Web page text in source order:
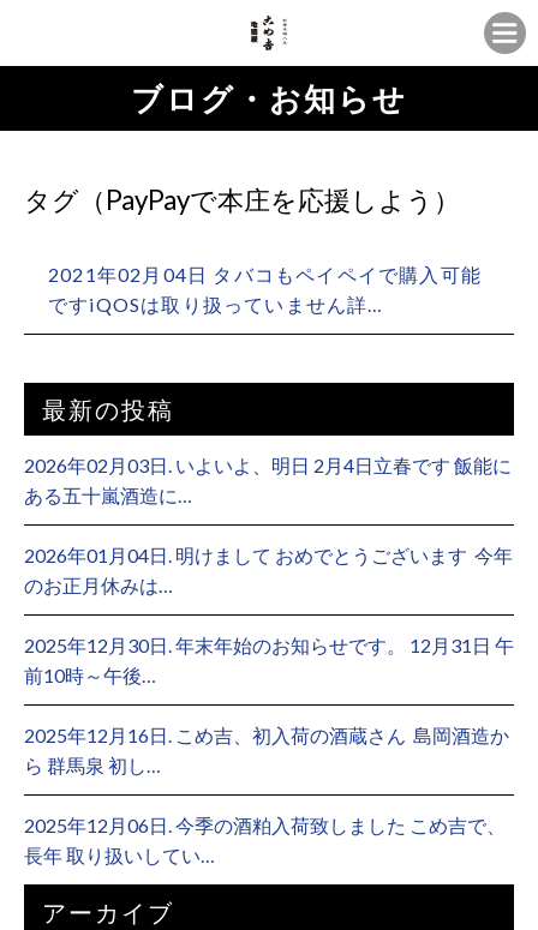
ブログ・お知らせ
タグ（PayPayで本庄を応援しよう）
2021年02月04日 タバコもペイペイで購入可能
ですiQOSは取り扱っていません詳…
最新の投稿
2026年02月03日. いよいよ、明日 2月4日立春です 飯能に
ある五十嵐酒造に…
2026年01月04日. 明けまして おめでとうございます ⁡ 今年
のお正月休みは…
2025年12月30日. 年末年始のお知らせです。 12月31日 午
前10時～午後…
2025年12月16日. こめ吉、初入荷の酒蔵さん ⁡ 島岡酒造か
ら 群馬泉 初し…
2025年12月06日. 今季の酒粕入荷致しました こめ吉で、
長年 取り扱いしてい…
アーカイブ